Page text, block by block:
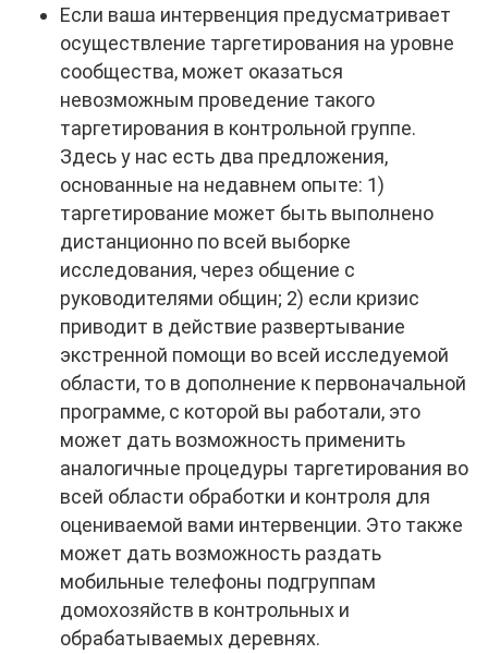
Если ваша интервенция предусматривает
осуществление таргетирования на уровне
сообщества, может оказаться
невозможным проведение такого
таргетирования в контрольной группе.
Здесь у нас есть два предложения,
основанные на недавнем опыте: 1)
таргетирование может быть выполнено
дистанционно по всей выборке
исследования, через общение с
руководителями общин; 2) если кризис
приводит в действие развертывание
экстренной помощи во всей исследуемой
области, то в дополнение к первоначальной
программе, с которой вы работали, это
может дать возможность применить
аналогичные процедуры таргетирования во
всей области обработки и контроля для
оцениваемой вами интервенции. Это также
может дать возможность раздать
мобильные телефоны подгруппам
домохозяйств в контрольных и
обрабатываемых деревнях.